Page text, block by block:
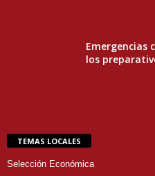
Emergencias
los
TEMAS LOCALES
Selección Económica